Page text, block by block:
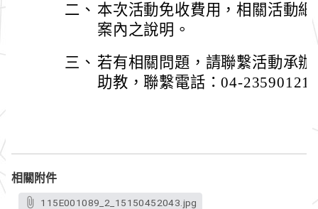
二、 本次活動免收費用，相關活動
案內之說明。
三、 若有相關問題，請聯繫活動承
助教，聯繫電話：04-23590121
相關附件
115E001089_2_15150452043.jpg